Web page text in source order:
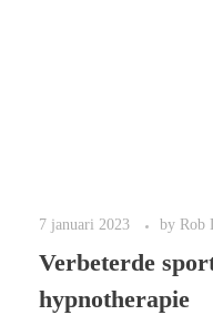
7 januari 2023 by Rob
Verbeterde
hypnotherapie